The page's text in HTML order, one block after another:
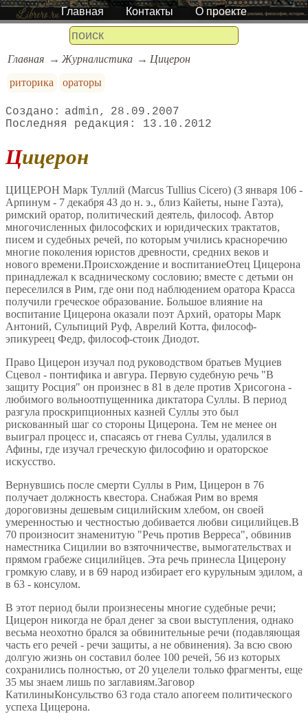
Главная Контакты О проекте
Главная Журналистика
Цицерон
риторика
ораторы
admin
28.09.2007
13.10.2012
Цицерон
ЦИЦЕРОН Марк Туллий (Marcus Tullius Cicero) (3 января 106 -
Арпинум - 7 декабря 43 до н. э., близ Кайеты, ныне Гаэта),
римский оратор, политический деятель, философ. Автор
многочисленных философских и юридических трактатов,
писем и судебных речей, по которым учились красноречию
многие поколения юристов древности, средних веков и
нового времени.Происхождение и воспитаниеОтец Цицерона
принадлежал к всадническому сословию; вместе с детьми он
переселился в Рим, где они под наблюдением оратора Красса
получили греческое образование. Большое влияние на
воспитание Цицерона оказали поэт Архий, ораторы Марк
Антоний, Сульпиций Руф, Аврелий Котта, философ-
эпикуреец Федр, философ-стоик Диодот.
Право Цицерон изучал под руководством братьев Муциев
Сцевол - понтифика и авгура. Первую судебную речь "В
защиту Росция" он произнес в 81 в деле против Хрисогона -
любимого вольноотпущенника диктатора Суллы. В период
разгула проскрипционных казней Суллы это был
рискованный шаг со стороны Цицерона. Тем не менее он
выиграл процесс и, спасаясь от гнева Суллы, удалился в
Афины, где изучал греческую философию и ораторское
искусство.
Вернувшись после смерти Суллы в Рим, Цицерон в 76
получает должность квестора. Снабжая Рим во время
дороговизны дешевым сицилийским хлебом, он своей
умеренностью и честностью добивается любви сицилийцев.В
70 произносит знаменитую "Речь против Верреса", обвинив
наместника Сицилии во взяточничестве, вымогательствах и
прямом грабеже сицилийцев. Эта речь принесла Цицерону
громкую славу, и в 69 народ избирает его курульным эдилом, а
в 63 - консулом.
В этот период были произнесены многие судебные речи;
Цицерон никогда не брал денег за свои выступления, однако
весьма неохотно брался за обвинительные речи (подавляющая
часть его речей - речи защиты, а не обвинения). За всю свою
долгую жизнь он составил более 100 речей, 56 из которых
сохранились полностью, от 20 уцелели только фрагменты, еще
35 мы знаем лишь по заглавиям.Заговор
КатилиныКонсульство 63 года стало апогеем политического
успеха Цицерона.